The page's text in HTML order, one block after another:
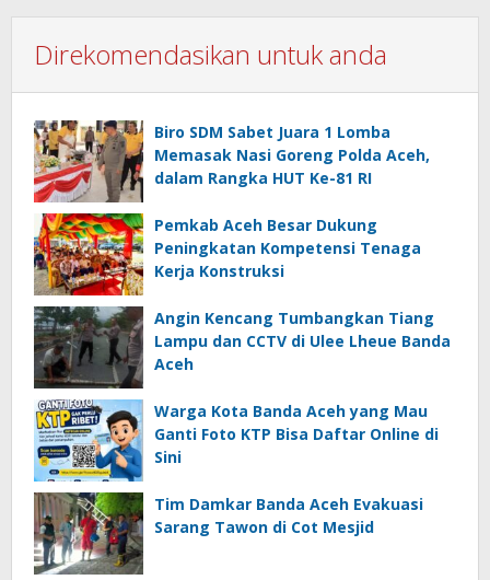
Direkomendasikan untuk anda
Biro SDM Sabet Juara 1 Lomba
Memasak Nasi Goreng Polda Aceh,
dalam Rangka HUT Ke-81 RI
Pemkab Aceh Besar Dukung
Peningkatan Kompetensi Tenaga
Kerja Konstruksi
Angin Kencang Tumbangkan Tiang
Lampu dan CCTV di Ulee Lheue Banda
Aceh
Warga Kota Banda Aceh yang Mau
Ganti Foto KTP Bisa Daftar Online di
Sini
Tim Damkar Banda Aceh Evakuasi
Sarang Tawon di Cot Mesjid